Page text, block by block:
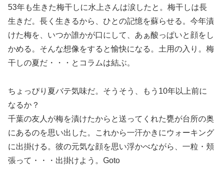
53年も生きた梅干しに水上さんは涙したと。梅干しは長
生きだ。長く生きるから、ひとの記憶を蘇らせる。今年漬
けた梅を、いつか誰かが口にして、あぁ酸っぱいと顔をし
かめる。そんな想像をすると愉快になる。土用の入り。梅
干しの夏だ・・・とコラムは結ぶ。
ちょっぴり夏バテ気味だ。そうそう、もう10年以上前に
なるか？
千葉の友人が梅を漬けたからと送ってくれた甕が台所の奥
にあるのを思い出した。これから一汗かきにウォーキング
に出掛ける。彼の元気な顔を思い浮かべながら、一粒・頬
張って・・・出掛けよう。Goto